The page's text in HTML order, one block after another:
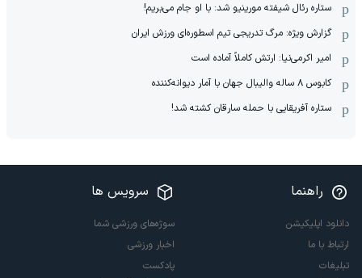
ستاره رئال شیفته مورینیو شد: با او جام می‌بریم!
گزارش ویژه: مرگ تدریجی تیم اسطوره‌ای ورزش ایران
امیر اکرمی‌نیا: ارتش کاملاً آماده است
کابوس ۸ ساله والیبال جهان با آمار دیوانه‌کننده
ستاره آفریقایی با حمله سارقان کشته شد!
راهنما
دانلود اپلیکیشن
ارتباط با ما
تبلیغات
سرویس ها
سوژه‌های ورزشی شما
اخبار ورزشی
پادکست